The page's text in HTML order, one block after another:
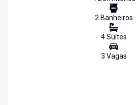
2Banheiros
4Suítes
3 Vagas